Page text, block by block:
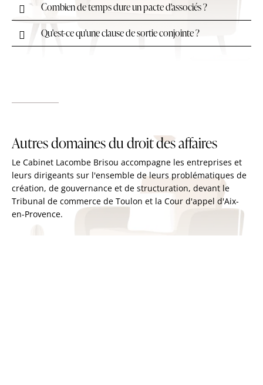
Combien de temps dure un pacte d'associés ?
Qu'est-ce qu'une clause de sortie conjointe ?
Autres domaines du droit des affaires
Le Cabinet Lacombe Brisou accompagne les entreprises et
leurs dirigeants sur l'ensemble de leurs problématiques de
création, de gouvernance et de structuration, devant le
Tribunal de commerce de Toulon et la Cour d'appel d'Aix-
en-Provence.